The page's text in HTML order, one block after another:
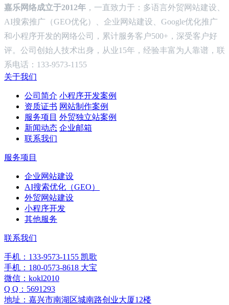
嘉乐网络成立于2012年 ，一直致力于：多语言外贸网站建设、
AI搜索推广（GEO优化）、企业网站建设、Google优化推广
和小程序开发的网络公司，累计服务客户500+，深受客户好
评。公司创始人技术出身，从业15年，经验丰富为人靠谱，联
系电话：133-9573-1155
关于我们
公司简介 小程序开发案例
资质证书 网站制作案例
服务项目 外贸独立站案例
新闻动态 企业邮箱
联系我们
服务项目
企业网站建设
AI搜索优化（GEO）
外贸网站建设
小程序开发
其他服务
联系我们
手机：133-9573-1155 凯歌
手机：180-0573-8618 大宝
微信：kokl2010
Q Q：5691293
地址：嘉兴市南湖区城南路创业大厦12楼